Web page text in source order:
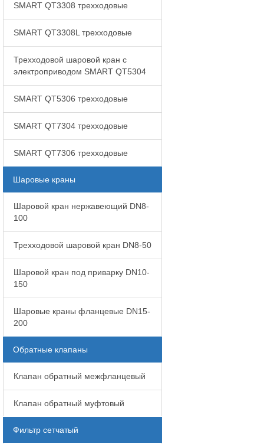
SMART QT3308 трехходовые
SMART QT3308L трехходовые
Трехходовой шаровой кран с
электроприводом SMART QT5304
SMART QT5306 трехходовые
SMART QT7304 трехходовые
SMART QT7306 трехходовые
Шаровые краны
Шаровой кран нержавеющий DN8-
100
Трехходовой шаровой кран DN8-50
Шаровой кран под приварку DN10-
150
Шаровые краны фланцевые DN15-
200
Обратные клапаны
Клапан обратный межфланцевый
Клапан обратный муфтовый
Фильтр сетчатый